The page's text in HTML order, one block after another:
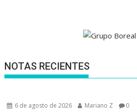
NOTAS RECIENTES
6 de agosto de 2026 Mariano Z 0